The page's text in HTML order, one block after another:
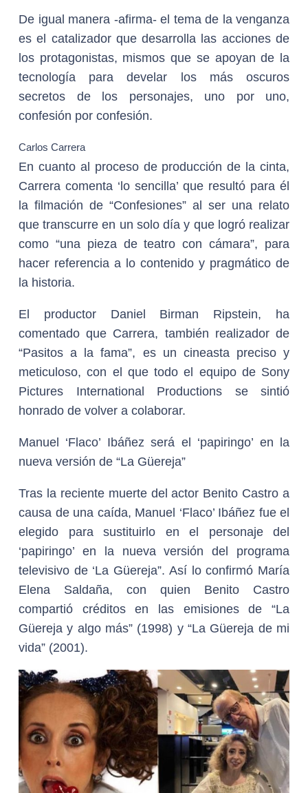
De igual manera -afirma- el tema de la venganza
es el catalizador que desarrolla las acciones de
los protagonistas, mismos que se apoyan de la
tecnología para develar los más oscuros
secretos de los personajes, uno por uno,
confesión por confesión.
Carlos Carrera
En cuanto al proceso de producción de la cinta,
Carrera comenta ‘lo sencilla’ que resultó para él
la filmación de “Confesiones” al ser una relato
que transcurre en un solo día y que logró realizar
como “una pieza de teatro con cámara”, para
hacer referencia a lo contenido y pragmático de
la historia.
El productor Daniel Birman Ripstein, ha
comentado que Carrera, también realizador de
“Pasitos a la fama”, es un cineasta preciso y
meticuloso, con el que todo el equipo de Sony
Pictures International Productions se sintió
honrado de volver a colaborar.
Manuel ‘Flaco’ Ibáñez será el ‘papiringo’ en la
nueva versión de “La Güereja”
Tras la reciente muerte del actor Benito Castro a
causa de una caída, Manuel ‘Flaco’ Ibáñez fue el
elegido para sustituirlo en el personaje del
‘papiringo’ en la nueva versión del programa
televisivo de ‘La Güereja”. Así lo confirmó María
Elena Saldaña, con quien Benito Castro
compartió créditos en las emisiones de “La
Güereja y algo más” (1998) y “La Güereja de mi
vida” (2001).